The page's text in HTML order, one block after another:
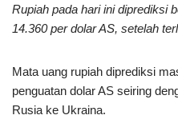
Rupiah pada hari ini diprediksi
14.360 per dolar AS, setelah
Mata uang rupiah diprediksi
penguatan dolar AS seiring
Rusia ke Ukraina.